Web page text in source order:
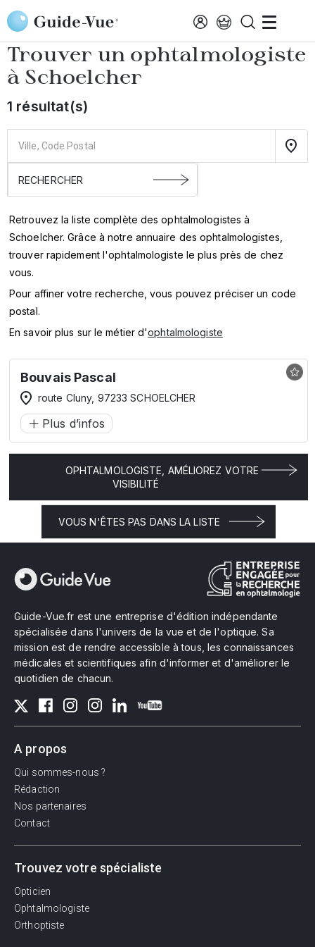
Aller au contenu principal
Accueil Annuaire des ophtalmologistes Schoelcher
Trouver un ophtalmologiste
à Schoelcher
1 résultat(s)
Retrouvez la liste complète des ophtalmologistes à
Schoelcher. Grâce à notre annuaire des ophtalmologistes,
trouver rapidement l'ophtalmologiste le plus près de chez
vous.
Pour affiner votre recherche, vous pouvez préciser un code
postal.
En savoir plus sur le métier d'ophtalmologiste
Bouvais Pascal
route Cluny, 97233 SCHOELCHER
Plus d’infos
OPHTALMOLOGISTE, AMÉLIOREZ VOTRE
VISIBILITÉ
VOUS N'ÊTES PAS DANS LA LISTE
Guide-Vue.fr est une entreprise d'édition indépendante
spécialisée dans l'univers de la vue et de l'optique. Sa
mission est de rendre accessible à tous, les connaissances
médicales et scientifiques afin d'informer et d'améliorer le
quotidien de chacun.
A propos
Qui sommes-nous ?
Rédaction
Nos partenaires
Contact
Trouvez votre spécialiste
Opticien
Ophtalmologiste
Orthoptiste